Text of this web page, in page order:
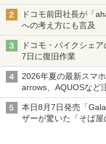
ドコモ前田社長が「
への考え方にも言及
ドコモ・バイクシェ
7日に復旧作業
2026年夏の最新スマ
arrows、AQUOSなど
本日8月7日発売「
ザーが驚いた「そば屋